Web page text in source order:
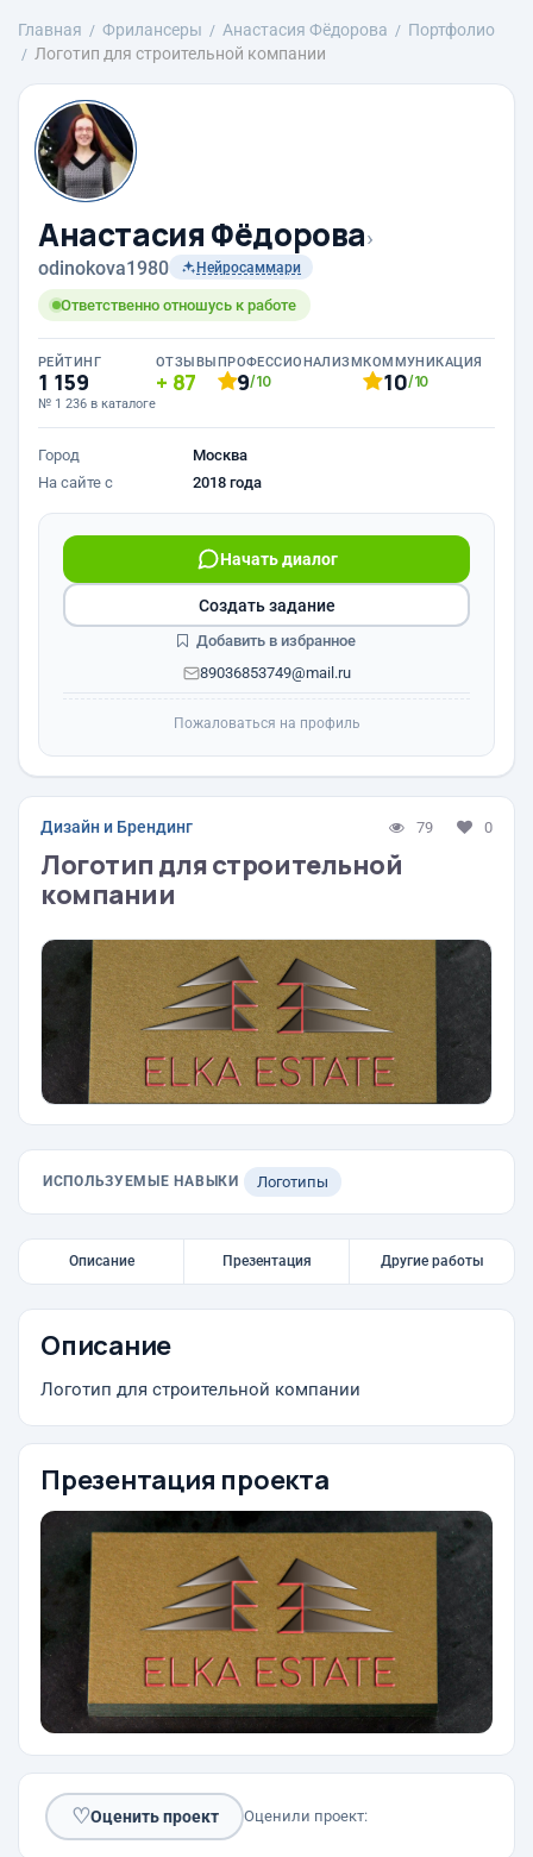
Главная Фрилансеры Анастасия Фёдорова
Портфолио
Логотип для строительной компании
Анастасия Фёдорова›
odinokova1980 Нейросаммари
Ответственно отношусь к работе
РЕЙТИНГ
1 159
№ 1 236 в каталоге
ОТЗЫВЫ
87
ПРОФЕССИОНАЛИЗМ
9/10
КОММУНИКАЦИЯ
10/10
Город
Москва
На сайте с
2018 года
Начать диалог
89036853749@mail.ru
Создать задание
Добавить в избранное
Пожаловаться на профиль
Дизайн и Брендинг 79 0
Логотип для строительной
компании
ИСПОЛЬЗУЕМЫЕ НАВЫКИ Логотипы
Описание Презентация Другие работы
Описание
Логотип для строительной компании
Презентация проекта
♡Оценить проект Оценили проект: